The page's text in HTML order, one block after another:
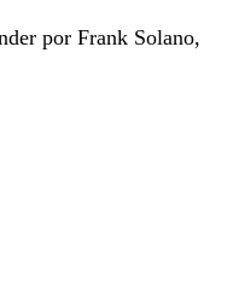
por Frank Solano,